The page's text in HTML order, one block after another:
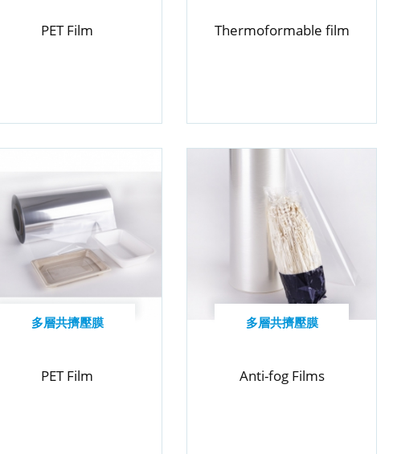
PET Film Thermoformable film
多層共擠壓膜
PET Film
多層共擠壓膜
Anti-fog Films